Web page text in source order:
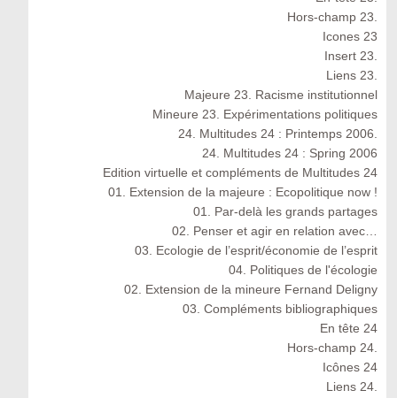
Hors-champ 23.
Icones 23
Insert 23.
Liens 23.
Majeure 23. Racisme institutionnel
Mineure 23. Expérimentations politiques
24. Multitudes 24 : Printemps 2006.
24. Multitudes 24 : Spring 2006
Edition virtuelle et compléments de Multitudes 24
01. Extension de la majeure : Ecopolitique now !
01. Par-delà les grands partages
02. Penser et agir en relation avec…
03. Ecologie de l’esprit/économie de l’esprit
04. Politiques de l'écologie
02. Extension de la mineure Fernand Deligny
03. Compléments bibliographiques
En tête 24
Hors-champ 24.
Icônes 24
Liens 24.